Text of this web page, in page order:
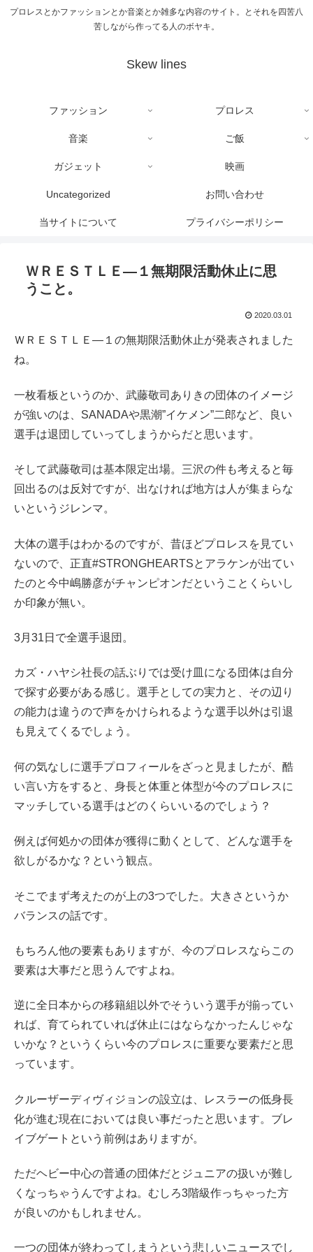
プロレスとかファッションとか音楽とか雑多な内容のサイト。とそれを四苦八
苦しながら作ってる人のボヤキ。
Skew lines
ファッション プロレス
音楽 ご飯
ガジェット 映画
Uncategorized お問い合わせ
当サイトについて プライバシーポリシー
ＷＲＥＳＴＬＥ―１無期限活動休止に思
うこと。
2020.03.01
ＷＲＥＳＴＬＥ―１の無期限活動休止が発表されました
ね。
一枚看板というのか、武藤敬司ありきの団体のイメージ
が強いのは、SANADAや黒潮”イケメン”二郎など、良い
選手は退団していってしまうからだと思います。
そして武藤敬司は基本限定出場。三沢の件も考えると毎
回出るのは反対ですが、出なければ地方は人が集まらな
いというジレンマ。
大体の選手はわかるのですが、昔ほどプロレスを見てい
ないので、正直#STRONGHEARTSとアラケンが出てい
たのと今中嶋勝彦がチャンピオンだということくらいし
か印象が無い。
3月31日で全選手退団。
カズ・ハヤシ社長の話ぶりでは受け皿になる団体は自分
で探す必要がある感じ。選手としての実力と、その辺り
の能力は違うので声をかけられるような選手以外は引退
も見えてくるでしょう。
何の気なしに選手プロフィールをざっと見ましたが、酷
い言い方をすると、身長と体重と体型が今のプロレスに
マッチしている選手はどのくらいいるのでしょう？
例えば何処かの団体が獲得に動くとして、どんな選手を
欲しがるかな？という観点。
そこでまず考えたのが上の3つでした。大きさというか
バランスの話です。
もちろん他の要素もありますが、今のプロレスならこの
要素は大事だと思うんですよね。
逆に全日本からの移籍組以外でそういう選手が揃ってい
れば、育てられていれば休止にはならなかったんじゃな
いかな？というくらい今のプロレスに重要な要素だと思
っています。
クルーザーディヴィジョンの設立は、レスラーの低身長
化が進む現在においては良い事だったと思います。ブレ
イブゲートという前例はありますが。
ただヘビー中心の普通の団体だとジュニアの扱いが難し
くなっちゃうんですよね。むしろ3階級作っちゃった方
が良いのかもしれません。
一つの団体が終わってしまうという悲しいニュースでし